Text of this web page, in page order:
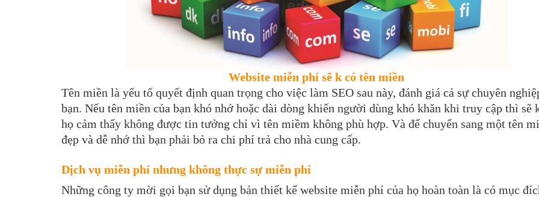
Website miễn phí sẽ k có tên miền
Tên miền là yếu tố quyết định quan trọng cho việc làm SEO sau này, đánh giá cả sự chuyên
bạn. Nếu tên miền của bạn khó nhớ hoặc dài dòng khiến người dùng khó khăn khi truy cập thì sẽ
họ cảm thấy không được tin tưởng chỉ vì tên miềm không phù hợp. Và để chuyển sang một tên
đẹp và dễ nhớ thì bạn phải bỏ ra chi phí trả cho nhà cung cấp.
Dịch vụ miễn phí nhưng không thực sự miễn phí
Những công ty mời gọi bạn sử dụng bản thiết kế website miễn phí của họ hoàn toàn là có mục